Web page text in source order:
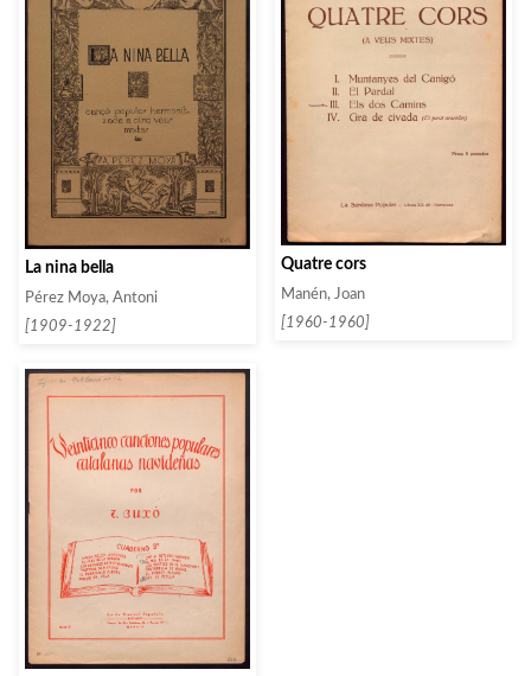
La nina bella
Pérez Moya, Antoni
[1909-1922]
Quatre cors
Manén, Joan
[1960-1960]